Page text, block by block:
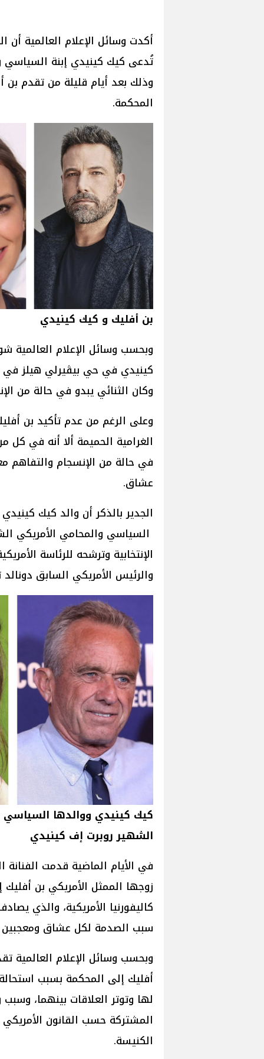
أكدت وسائل الإعلام العالمية أن
تُدعى كيك كينيدي إبنة السياسي
وذلك بعد أيام قليلة من تقدم بن
المحكمة.
بن أفليك و كيك كينيدي
وبحسب وسائل الإعلام العالمية
كينيدي في حي بيڤيرلي هيلز في
وكان الثنائي يبدو في حالة من
وعلى الرغم من عدم تأكيد بن
الغرامية الحميمة ألا أنه في
في حالة من الإنسجام
عشاق.
الجدير بالذكر أن والد كيك
السياسي والمحامي الأمريكي
الإنتخابية وترشحه للرئاسة
والرئيس الأمريكي السابق دونالد
كيك كينيدي ووالدها السياسي
الشهير روبرت إف كينيدي
في الأيام الماضية قدمت الفنانة
زوجها الممثل الأمريكي بن
كاليفورنيا الأمريكية، والذي
سبب الصدمة لكل عشاق ومعجبين
وبحسب وسائل الإعلام العالمية
أفليك إلى المحكمة بسبب
لها وتوتر العلاقات بينهما،
المشتركة حسب القانون
الكنيسة.